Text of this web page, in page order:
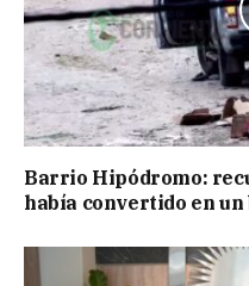
Barrio Hipódromo:
había convertido en un